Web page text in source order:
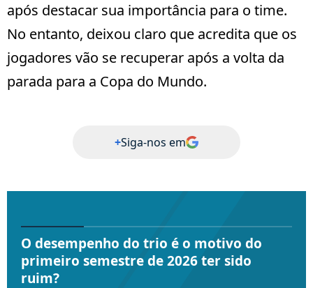
após destacar sua importância para o time.
No entanto, deixou claro que acredita que os
jogadores vão se recuperar após a volta da
parada para a Copa do Mundo.
+Siga-nos em
O desempenho do trio é o motivo do
primeiro semestre de 2026 ter sido
ruim?